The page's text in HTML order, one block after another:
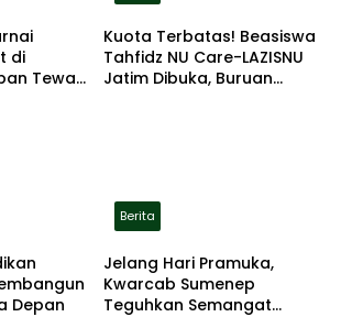
di
Tewas
Kuota Terbatas! Beasiswa
Tahfidz NU Care-LAZISNU
Jatim Dibuka, Buruan
Depan
Berita
Jelang Hari Pramuka,
Kwarcab Sumenep
Teguhkan Semangat